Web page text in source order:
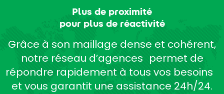
Plus de proximité
pour plus de réactivité
Grâce à son maillage dense et cohérent,
notre réseau d’agences permet de
répondre rapidement à tous vos besoins
et vous garantit une assistance 24h/24.